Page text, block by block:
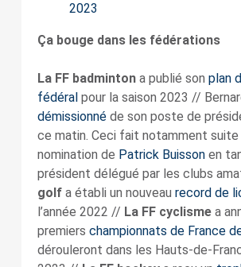
2023
Ça bouge dans les fédérations
La FF badmintona publié son plan
fédéralpour la saison 2023 //
démissionnéde son poste de
ce matin. Ceci fait notamment suite
nomination de Patrick Buissonen
président délégué par les clubs
golfa établi un nouveau record de
l’année 2022 // La FF cyclismea
premiers championnats de France
dérouleront dans les Hauts-de-